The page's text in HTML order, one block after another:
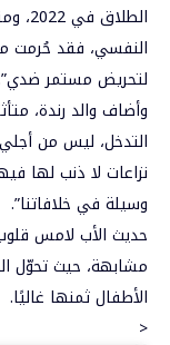
النفسي، فقد حُرمت
لتحريض مستمر
وأضاف والد رندة،
التدخل، ليس من
نزاعات لا ذنب لها
وسيلة في خلافاتنا”.
حديث الأب لامس
مشابهة، حيث تحوّل
الأطفال ثمنها غاليًا.
<